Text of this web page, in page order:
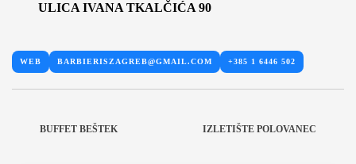
ULICA IVANA TKALČIĆA 90
WEB BARBIERISZAGREB@GMAIL.COM +385 1 6446 502
BUFFET BEŠTEK IZLETIŠTE POLOVANEC